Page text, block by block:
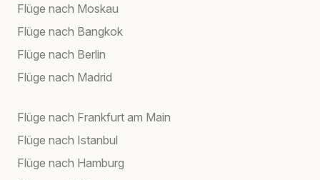
Flüge nach Moskau
Flüge nach Bangkok
Flüge nach Berlin
Flüge nach Madrid
Flüge nach Frankfurt am Main
Flüge nach Istanbul
Flüge nach Hamburg